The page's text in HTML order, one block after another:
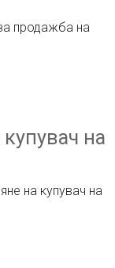
продажба на
на
на купувач на